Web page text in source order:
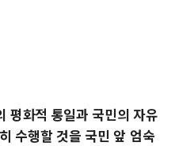
박윤영 KT 대표
카카오엔터프라이즈,
평화적 통일과 국민의 자유
수행할 것을 국민 앞 엄숙